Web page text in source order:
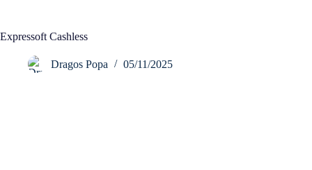
Expressoft Cashless
Dragos Popa 05/11/2025